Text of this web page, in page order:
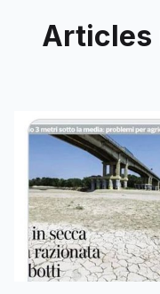
Articles